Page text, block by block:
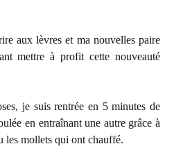
aux lèvres et ma nouvelles paire
mettre à profit cette nouveauté
je suis rentrée en 5 minutes de
en entraînant une autre grâce à
les mollets qui ont chauffé.